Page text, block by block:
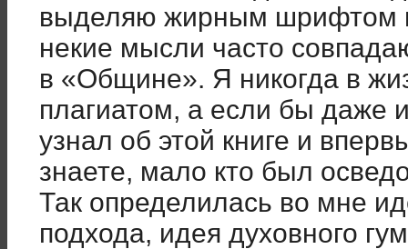
выделяю жирным шрифтом
некие мысли часто
в «Общине». Я никогда в
плагиатом, а если бы даже
узнал об этой книге и
знаете, мало кто был
Так определилась во мне
подхода, идея духовного